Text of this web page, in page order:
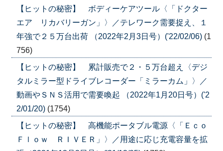
【ヒットの秘密】 ボディーケアツール〈「ドクター
エア リカバリーガン」〉／テレワーク需要捉え、１
年強で２５万台出荷 （2022年2月3日号）('22/02/06) (1
756)
【ヒットの秘密】 累計販売で２・５万台超え〈デジ
タルミラー型ドライブレコーダー「ミラーカム」〉／
動画やＳＮＳ活用で需要喚起 （2022年1月20日号）('2
2/01/20) (1754)
【ヒットの秘密】 高機能ポータブル電源〈「Ｅｃｏ
Ｆｌｏｗ ＲＩＶＥＲ」〉／用途に応じ充電容量を拡